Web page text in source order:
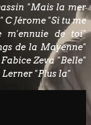
"Mais la mer
Jérome "Si tu me
m'ennuie de toi"
de la Mayenne"
Zeva "Belle"
"Plus la"